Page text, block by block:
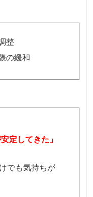
整
の緩和
定してきた」
でも気持ちが